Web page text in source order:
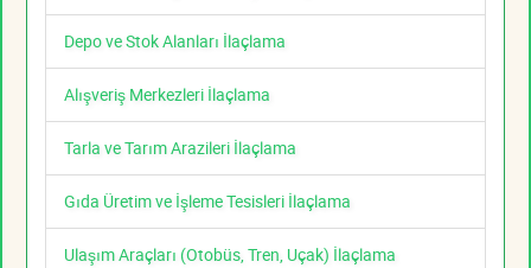
Depo ve Stok Alanları İlaçlama
Alışveriş Merkezleri İlaçlama
Tarla ve Tarım Arazileri İlaçlama
Gıda Üretim ve İşleme Tesisleri İlaçlama
Ulaşım Araçları (Otobüs, Tren, Uçak) İlaçlama